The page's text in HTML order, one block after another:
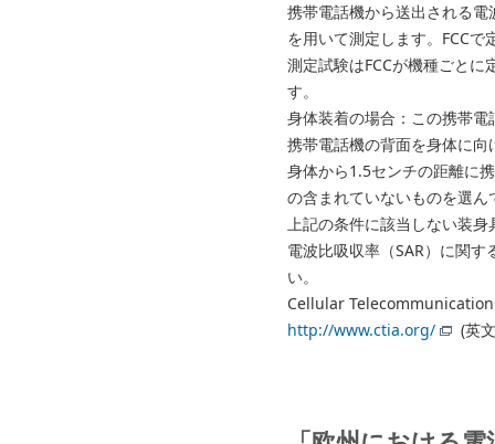
携帯電話機から送出される
を用いて測定します。FCC
測定試験はFCCが機種ごと
す。
身体装着の場合：この携帯
携帯電話機の背面を身体に
身体から1.5センチの距離に
の含まれていないものを選ん
上記の条件に該当しない装
電波比吸収率（SAR）に関
い。
Cellular
http://www.ctia.org/
(英